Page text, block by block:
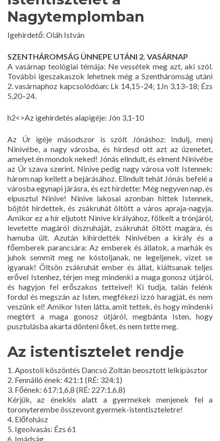
Nagytemplomban
Igehirdető: Oláh István
SZENTHÁROMSÁG ÜNNEPE UTÁNI 2. VASÁRNAP
A vasárnap teológiai témája: Ne vessétek meg azt, aki szól.
További igeszakaszok lehetnek még a Szentháromság utáni
2. vasárnaphoz kapcsolódóan: Lk 14,15–24; 1Jn 3,13–18; Ézs
5,20–24.
h2<>Az igehirdetés alapigéje: Jón 3,1-10
Az Úr igéje másodszor is szólt Jónáshoz: Indulj, menj
Ninivébe, a nagy városba, és hirdesd ott azt az üzenetet,
amelyet én mondok neked! Jónás elindult, és elment Ninivébe
az Úr szava szerint. Ninive pedig nagy városa volt Istennek:
három nap kellett a bejárásához. Elindult tehát Jónás befelé a
városba egynapi járásra, és ezt hirdette: Még negyven nap, és
elpusztul Ninive! Ninive lakosai azonban hittek Istennek,
böjtöt hirdettek, és zsákruhát öltött a város apraja-nagyja.
Amikor ez a hír eljutott Ninive királyához, fölkelt a trónjáról,
levetette magáról díszruháját, zsákruhát öltött magára, és
hamuba ült. Azután kihirdették Ninivében a király és a
főemberek parancsára: Az emberek és állatok, a marhák és
juhok semmit meg ne kóstoljanak, ne legeljenek, vizet se
igyanak! Öltsön zsákruhát ember és állat, kiáltsanak teljes
erővel Istenhez, térjen meg mindenki a maga gonosz útjáról,
és hagyjon fel erőszakos tetteivel! Ki tudja, talán felénk
fordul és megszán az Isten, megfékezi izzó haragját, és nem
veszünk el! Amikor Isten látta, amit tettek, és hogy mindenki
megtért a maga gonosz útjáról, megbánta Isten, hogy
pusztulásba akarta dönteni őket, és nem tette meg.
Az istentisztelet rendje
1. Apostoli köszöntés Dancsó Zoltán beosztott lelkipásztor
2. Fennálló ének: 421:1 (RÉ: 324:1)
3. Főének: 617:1,6,8 (RÉ: 227:1,6,8)
Kérjük, az éneklés alatt a gyermekek menjenek fel a
toronyterembe összevont gyermek-istentiszteletre!
4. Előfohász
5. Igeolvasás: Ézs 61
6. Imádság